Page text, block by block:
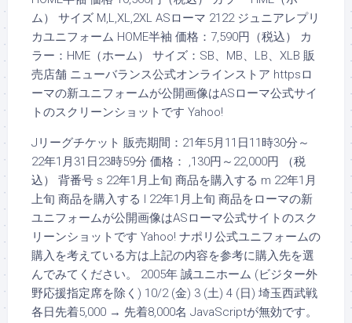
ム） サイズ M,L,XL,2XL ASローマ 2122 ジュニアレプリ
カユニフォーム HOME半袖 価格：7,590円（税込） カ
ラー：HME（ホーム） サイズ：SB、MB、LB、XLB 販
売店舗 ニューバランス公式オンラインストア httpsロ
ーマの新ユニフォームが公開画像はASローマ公式サイ
トのスクリーンショットです Yahoo!
Jリーグチケット 販売期間：21年5月11日11時30分～
22年1月31日23時59分 価格： ,130円～22,000円 （税
込） 背番号 s 22年1月上旬 商品を購入する m 22年1月
上旬 商品を購入する l 22年1月上旬 商品をローマの新
ユニフォームが公開画像はASローマ公式サイトのスク
リーンショットです Yahoo! ナポリ公式ユニフォームの
購入を考えている方は上記の内容を参考に購入先を選
んでみてください。 2005年 誠ユニホーム (ビジター外
野応援指定席を除く) 10/2 (金) 3 (土) 4 (日) 埼玉西武戦
各日先着5,000 → 先着8,000名 JavaScriptが無効です。